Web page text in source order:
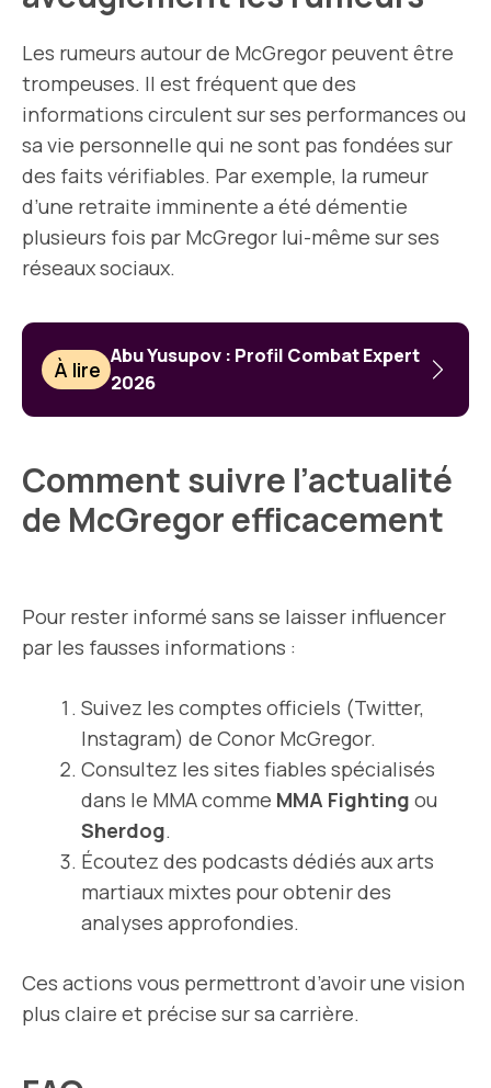
Les rumeurs autour de McGregor peuvent être
trompeuses. Il est fréquent que des
informations circulent sur ses performances ou
sa vie personnelle qui ne sont pas fondées sur
des faits vérifiables. Par exemple, la rumeur
d’une retraite imminente a été démentie
plusieurs fois par McGregor lui-même sur ses
réseaux sociaux.
À lire
Abu Yusupov : Profil Combat Expert
2026
Comment suivre l’actualité
de McGregor efficacement
Pour rester informé sans se laisser influencer
par les fausses informations :
Suivez les comptes officiels (Twitter,
Instagram) de Conor McGregor.
Consultez les sites fiables spécialisés
dans le MMA comme MMA Fighting ou
Sherdog.
Écoutez des podcasts dédiés aux arts
martiaux mixtes pour obtenir des
analyses approfondies.
Ces actions vous permettront d’avoir une vision
plus claire et précise sur sa carrière.